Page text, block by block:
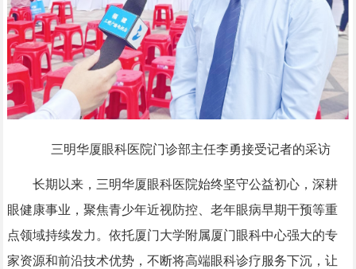
三明华厦眼科医院门诊部主任李勇接受记者的采访
长期以来，三明华厦眼科医院始终坚守公益初心，深耕
眼健康事业，聚焦青少年近视防控、老年眼病早期干预等重
点领域持续发力。依托厦门大学附属厦门眼科中心强大的专
家资源和前沿技术优势，不断将高端眼科诊疗服务下沉，让